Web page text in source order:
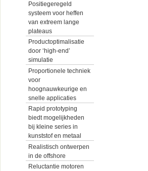
Positiegeregeld
systeem voor heffen
van extreem lange
plateaus
Productoptimalisatie
door ‘high-end’
simulatie
Proportionele techniek
voor
hoognauwkeurige en
snelle applicaties
Rapid prototyping
biedt mogelijkheden
bij kleine series in
kunststof en metaal
Realistisch ontwerpen
in de offshore
Reluctantie motoren